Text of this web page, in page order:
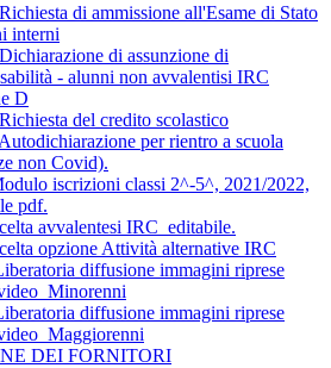
di ammissione all'Esame di Stato
interni
di assunzione di
- alunni non avvalentisi IRC
D
del credito scolastico
per rientro a scuola
non Covid).
iscrizioni classi 2^-5^, 2021/2022,
pdf.
avvalentesi IRC_editabile.
opzione Attività alternative IRC
diffusione immagini riprese
diffusione immagini riprese
DEI FORNITORI